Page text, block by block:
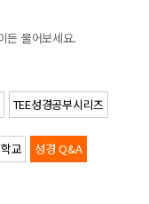
든 물어보세요.
TEE성경공부시리즈
교 성경 Q&A